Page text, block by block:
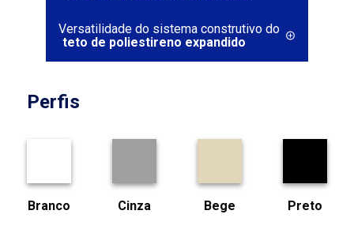
Versatilidade do sistema construtivo do
teto de poliestireno expandido
Perfis
Branco Cinza Bege Preto